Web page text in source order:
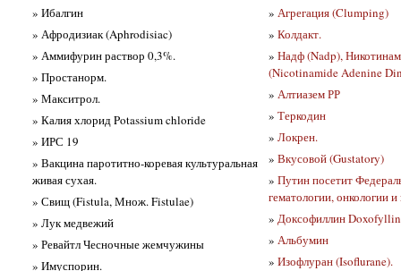
» Ибалгин
» Афродизиак (Aphrodisiac)
» Аммифурин раствор 0,3%.
» Простанорм.
» Макситрол.
» Калия хлорид Potassium chloride
» ИРС 19
» Вакцина паротитно-коревая культуральная
живая сухая.
» Свищ (Fistula, Множ. Fistulae)
» Лук медвежий
» Ревайтл Чесночные жемчужины
» Имуспорин.
» Агрегация (Clumping)
» Колдакт.
» Надф (Nadp),
(Nicotinamide Adenine
» Алтиазем РР
» Теркодин
» Локрен.
» Вкусовой (Gustatory)
» Путин посетит
гематологии, онкологии
» Доксофиллин
» Альбумин
» Изофлуран (Isoflurane).